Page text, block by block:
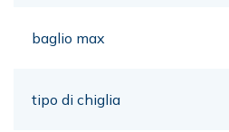
baglio max
tipo di chiglia